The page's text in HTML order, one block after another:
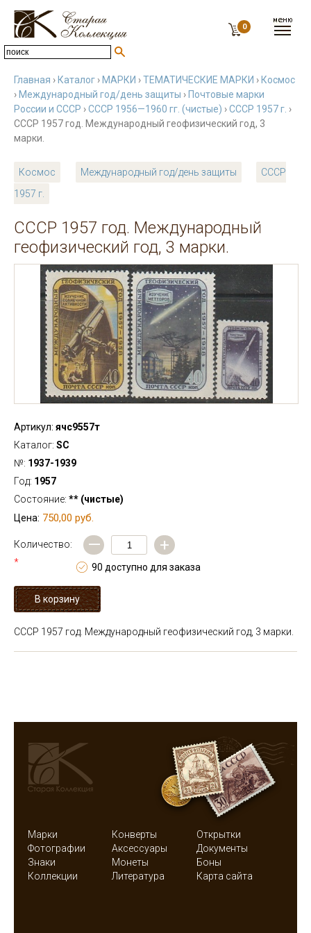
0
Главная › Каталог › МАРКИ ›ТЕМАТИЧЕСКИЕ МАРКИ › Космос
› Международный год/день защиты › Почтовые марки
России и СССР ›СССР 1956—1960 гг. (чистые) ›СССР 1957 г. ›
СССР 1957 год. Международный геофизический год, 3
марки.
Космос Международный год/день защиты
СССР
1957 г.
СССР 1957 год. Международный
геофизический год, 3 марки.
Артикул: ячс9557т
Каталог: SC
№: 1937-1939
Год: 1957
Состояние: ** (чистые)
Цена: 750,00 руб.
Количество:
*
— +
90 доступно для заказа
СССР 1957 год. Международный геофизический год, 3 марки.
Марки Конверты
Открытки
Фотографии
Аксессуары
Документы
Знаки
Монеты
Боны
Коллекции
Литература Карта сайта